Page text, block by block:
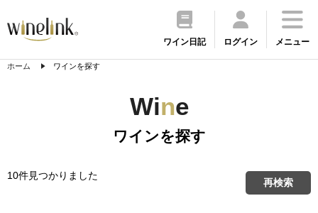
ワイン日記 ログイン メニュー
ホーム ワインを探す
Wine
ワインを探す
10件見つかりました
再検索